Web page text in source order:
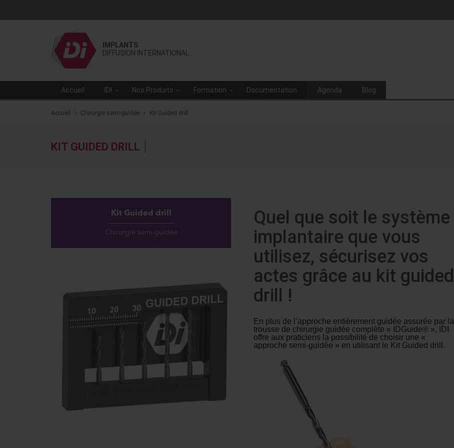
IMPLANTS
DIFFUSION INTERNATIONAL
Accueil IDI Nos Produits Formation Documentation Agenda Blog
Accueil Chirurgie semi-guidée Kit Guided drill
KIT GUIDED DRILL
Kit Guided drill
Chirurgie semi-guidée
Quel que soit le système
implantaire que vous
utilisez, sécurisez vos
actes grâce au kit guided
drill !
En plus de l’approche entièrement guidée assurée par la
trousse de chirurgie guidée complète « IDGuide® », IDI
offre aux praticiens la possibilité de choisir une «
approche semi-guidée » en utilisant le Kit Guided drill.